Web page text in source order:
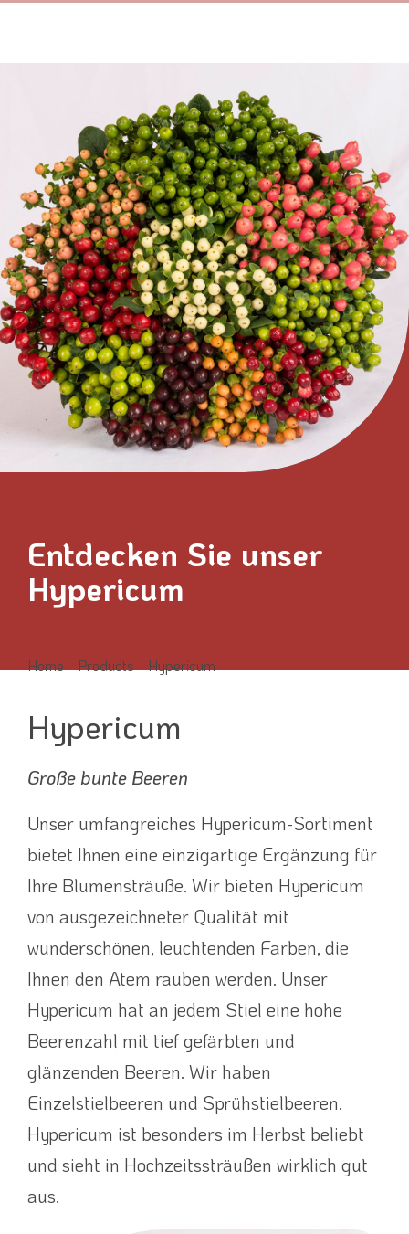
Entdecken Sie unser
Hypericum
Home›Products›Hypericum
Hypericum
Große bunte Beeren
Unser umfangreiches Hypericum-Sortiment
bietet Ihnen eine einzigartige Ergänzung für
Ihre Blumensträuße. Wir bieten Hypericum
von ausgezeichneter Qualität mit
wunderschönen, leuchtenden Farben, die
Ihnen den Atem rauben werden. Unser
Hypericum hat an jedem Stiel eine hohe
Beerenzahl mit tief gefärbten und
glänzenden Beeren. Wir haben
Einzelstielbeeren und Sprühstielbeeren.
Hypericum ist besonders im Herbst beliebt
und sieht in Hochzeitssträußen wirklich gut
aus.